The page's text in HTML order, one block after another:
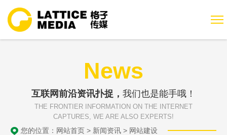
News
互联网前沿资讯扑捉， 我们也是能手哦！
THE FRONTIER INFORMATION ON THE INTERNET
CAPTURES, WE ARE ALSO EXPERTS!
您的位置： 网站首页 > 新闻资讯 > 网站建设